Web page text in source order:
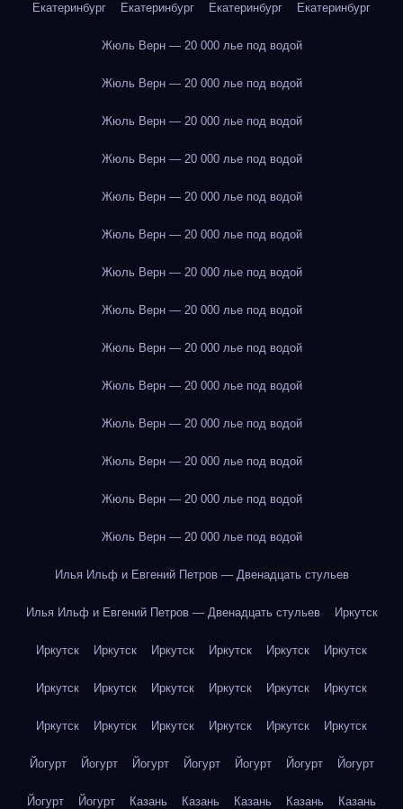
Екатеринбург Екатеринбург Екатеринбург Екатеринбург
Жюль Верн — 20 000 лье под водой
Жюль Верн — 20 000 лье под водой
Жюль Верн — 20 000 лье под водой
Жюль Верн — 20 000 лье под водой
Жюль Верн — 20 000 лье под водой
Жюль Верн — 20 000 лье под водой
Жюль Верн — 20 000 лье под водой
Жюль Верн — 20 000 лье под водой
Жюль Верн — 20 000 лье под водой
Жюль Верн — 20 000 лье под водой
Жюль Верн — 20 000 лье под водой
Жюль Верн — 20 000 лье под водой
Жюль Верн — 20 000 лье под водой
Жюль Верн — 20 000 лье под водой
Илья Ильф и Евгений Петров — Двенадцать стульев
Илья Ильф и Евгений Петров — Двенадцать стульев Иркутск
Иркутск Иркутск Иркутск Иркутск Иркутск Иркутск
Иркутск Иркутск Иркутск Иркутск Иркутск Иркутск
Иркутск Иркутск Иркутск Иркутск Иркутск Иркутск
Йогурт Йогурт Йогурт Йогурт Йогурт Йогурт Йогурт
Йогурт Йогурт Казань Казань Казань Казань Казань